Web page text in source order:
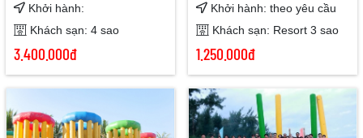
Khởi hành:
Khách sạn: 4 sao
3.400.000đ
Khởi hành: theo yêu cầu
Khách sạn: Resort 3 sao
1.250.000đ